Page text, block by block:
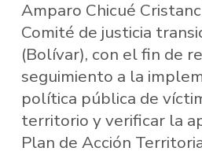
Amparo Chicué
Comité de justicia
(Bolívar), con el fin de
seguimiento a la
política pública de
territorio y verificar la
Plan de Acción